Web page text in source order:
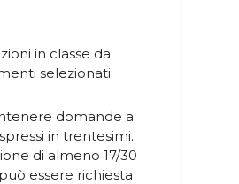
in classe da
selezionati.
domande a
in trentesimi.
di almeno 17/30
essere richiesta